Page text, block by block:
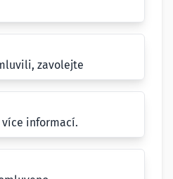
zavolejte
více informací.